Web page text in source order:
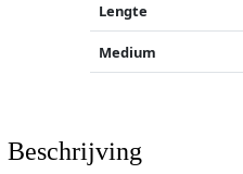
Lengte
Medium
Beschrijving